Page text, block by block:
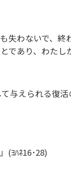
失わないで、終
であり、わたし
与えられる復活
(ﾖﾊﾈ16･28)